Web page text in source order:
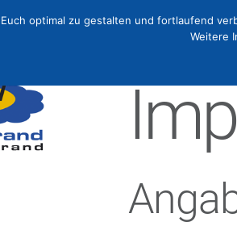
optimal zu gestalten und fortlaufend
Weitere